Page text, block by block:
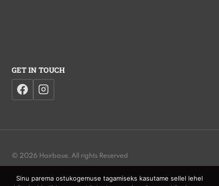
GET IN TOUCH
© 2026 Hairbase, All rights Reserved
Privacy Policy | Cookies Policy | Terms and Conditions | Website
Sinu parema ostukogemuse tagamiseks kasutame sellel lehel